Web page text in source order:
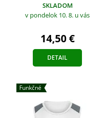
SKLADOM
v pondelok 10. 8. u vás
14,50 €
DETAIL
Funkčné